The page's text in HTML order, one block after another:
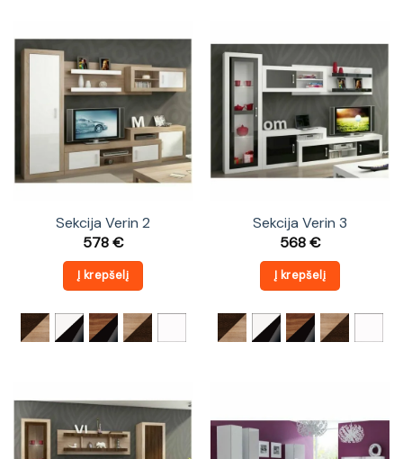
Sekcija Verin 2
578€
Į krepšelį
Sekcija Verin 3
568€
Į krepšelį